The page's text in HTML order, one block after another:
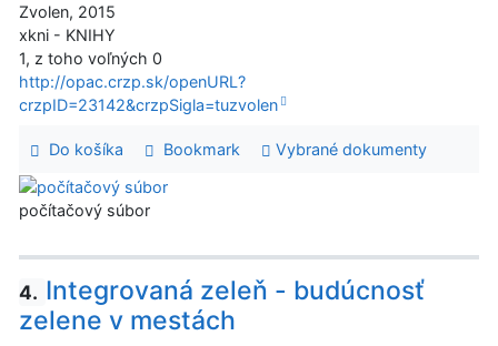
Zvolen, 2015
xkni - KNIHY
1, z toho voľných 0
http://opac.crzp.sk/openURL?
crzpID=23142&crzpSigla=tuzvolen
Do košíka Bookmark Vybrané dokumenty
počítačový súbor
4. Integrovaná zeleň - budúcnosť
zelene v mestách